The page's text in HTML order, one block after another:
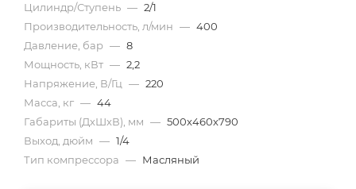
Цилиндр/Ступень — 2/1
Производительность, л/мин — 400
Давление, бар — 8
Мощность, кВт — 2,2
Напряжение, В/Гц — 220
Масса, кг — 44
Габариты (ДхШхВ), мм — 500х460х790
Выход, дюйм — 1/4
Тип компрессора — Масляный